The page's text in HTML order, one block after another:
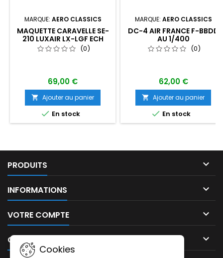
MARQUE: AERO CLASSICS
MAQUETTE CARAVELLE SE-
210 LUXAIR LX-LGF ECH
1/400 ÈME (0)
69,00 €
 Ajouter au panier
 En stock
MARQUE: AERO CLASSICS
DC-4 AIR FRANCE F-BBDD
AU 1/400
(0)
62,00 €
 Ajouter au panier
 En stock
PRODUITS 
INFORMATIONS 
VOTRE COMPTE 
CONTACT 
Cookies